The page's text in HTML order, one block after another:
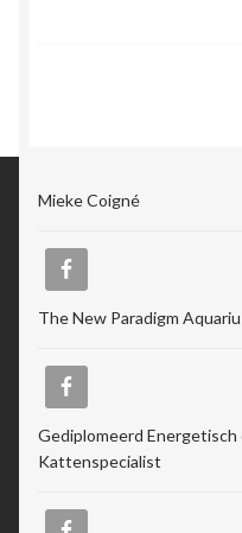
Mieke Coigné
The New Paradigm
Gediplomeerd
Kattenspecialist